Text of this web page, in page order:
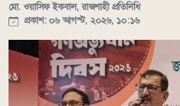
মো. ওয়াসিফ ইকবাল, রাজশাহী প্রতিনিধি
প্রকাশ: ০৬ আগস্ট, ২০২৬, ১০:১৬